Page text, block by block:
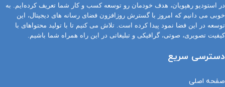
در استودیو رهپویان، هدف خودمان رو توسعه کسب و کار شما تعریف کرده‌ایم. به
خوبی می دانیم که امروز با گسترش روزافزون فضای رسانه های دیجیتال، این
توسعه در این فضا نمود پیدا کرده است. تلاش می کنیم تا با تولید محتواهای با
کیفیت تصویری، صوتی، گرافیکی و تبلیغاتی در این راه همراه شما باشیم.
دسترسی سریع
صفحه اصلی